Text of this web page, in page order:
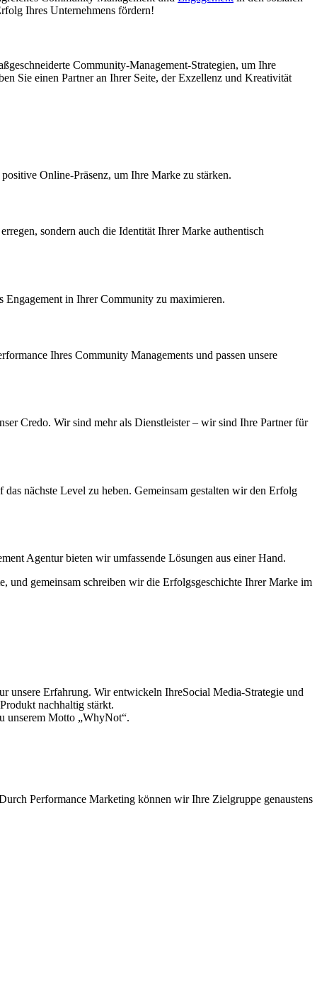
Ihres Unternehmens fördern!
Community-Management-Strategien, um Ihre
Sie einen Partner an Ihrer Seite, der Exzellenz und Kreativität
Online-Präsenz, um Ihre Marke zu stärken.
sondern auch die Identität Ihrer Marke authentisch
Engagement in Ihrer Community zu maximieren.
Ihres Community Managements und passen unsere
Credo. Wir sind mehr als Dienstleister – wir sind Ihre Partner für
nächste Level zu heben. Gemeinsam gestalten wir den Erfolg
Agentur bieten wir umfassende Lösungen aus einer Hand.
und gemeinsam schreiben wir die Erfolgsgeschichte Ihrer Marke im
unsere Erfahrung. Wir entwickeln IhreSocial Media-Strategie und
nachhaltig stärkt.
unserem Motto „WhyNot“.
Performance Marketing können wir Ihre Zielgruppe genaustens